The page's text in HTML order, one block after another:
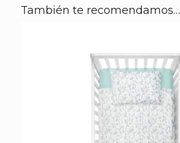
También te recomendamos…